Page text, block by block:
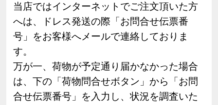
当店ではインターネットでご注文頂いた方
へは、ドレス発送の際「お問合せ伝票番
号」をお客様へメールで連絡しておりま
す。
万が一、荷物が予定通り届かなかった場合
は、下の「荷物問合せボタン」から「お問
合せ伝票番号」を入力し、状況を調査いた